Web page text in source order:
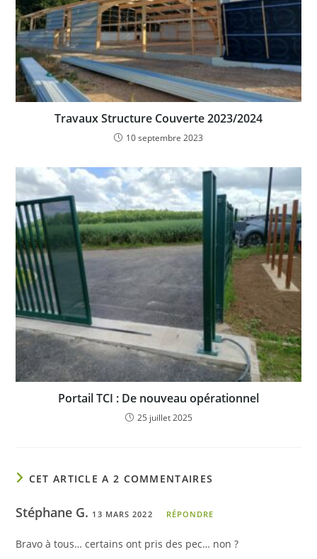
Travaux Structure Couverte 2023/2024
10 septembre 2023
Portail TCI : De nouveau opérationnel
25 juillet 2025
CET ARTICLE A 2 COMMENTAIRES
Stéphane G. 13 MARS 2022 RÉPONDRE
Bravo à tous… certains ont pris des pec… non ?